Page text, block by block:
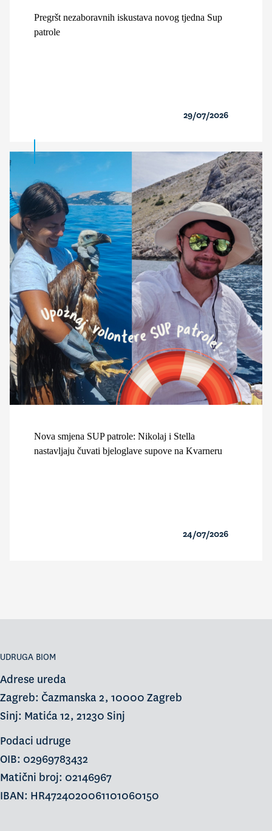
Pregršt nezaboravnih iskustava novog tjedna Sup
patrole
29/07/2026
Nova smjena SUP patrole: Nikolaj i Stella
nastavljaju čuvati bjeloglave supove na Kvarneru
24/07/2026
UDRUGA BIOM
Adrese ureda
Zagreb: Čazmanska 2, 10000 Zagreb
Sinj: Matića 12, 21230 Sinj
Podaci udruge
OIB: 02969783432
Matični broj: 02146967
IBAN: HR4724020061101060150